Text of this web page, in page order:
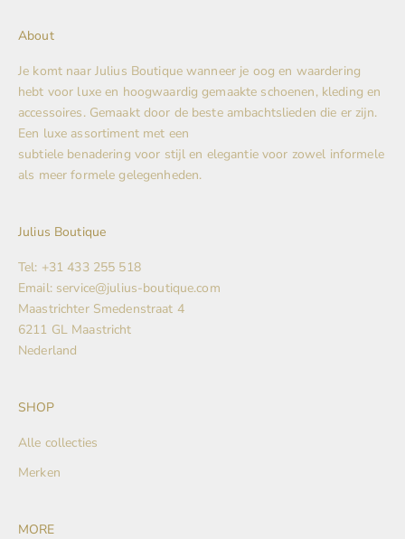
About
Je komt naar Julius Boutique wanneer je oog en waardering
hebt voor luxe en hoogwaardig gemaakte schoenen, kleding en
accessoires. Gemaakt door de beste ambachtslieden die er zijn.
Een luxe assortiment met een
subtiele benadering voor stijl en elegantie voor zowel informele
als meer formele gelegenheden.
Julius Boutique
Tel: +31 433 255 518
Email: service@julius-boutique.com
Maastrichter Smedenstraat 4
6211 GL Maastricht
Nederland
SHOP
Alle collecties
Merken
MORE